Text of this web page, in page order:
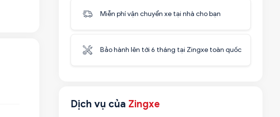
Miễn phí vận chuyển xe tại nhà cho bạn
Bảo hành lên tới 6 tháng tại Zingxe toàn quốc
Dịch vụ của Zingxe